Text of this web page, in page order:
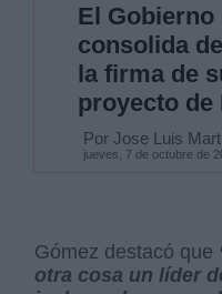
El
consolida
la firma de
proyecto de
Por Jose Luis
jueves, 7 de octubre de
Gómez destacó que
otra cosa un líder